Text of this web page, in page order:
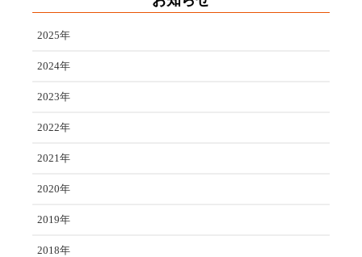
2025年
2024年
2023年
2022年
2021年
2020年
2019年
2018年